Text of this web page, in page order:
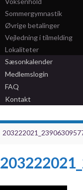
Sommergymnastik
Øvrige betalinger
Vejledning i tilmelding
Lokaliteter
Sæsonkalender
Medlemslogin
FAQ
Kontakt